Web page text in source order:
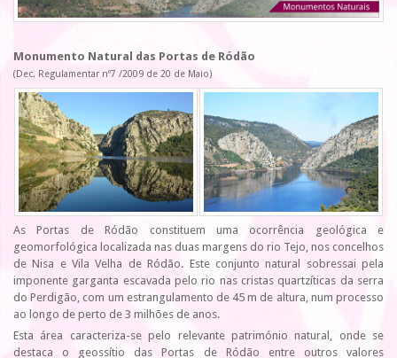
Monumento Natural das Portas de Ródão
(Dec. Regulamentar nº7 /2009 de 20 de Maio)
As Portas de Ródão constituem uma ocorrência geológica e
geomorfológica localizada nas duas margens do rio Tejo, nos concelhos
de Nisa e Vila Velha de Ródão. Este conjunto natural sobressai pela
imponente garganta escavada pelo rio nas cristas quartzíticas da serra
do Perdigão, com um estrangulamento de 45 m de altura, num processo
ao longo de perto de 3 milhões de anos.
Esta área caracteriza-se pelo relevante património natural, onde se
destaca o geossítio das Portas de Ródão entre outros valores